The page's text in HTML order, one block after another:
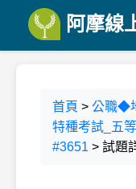
阿摩線
首頁 > 公職◆
特種考試_五
#3651 > 試題